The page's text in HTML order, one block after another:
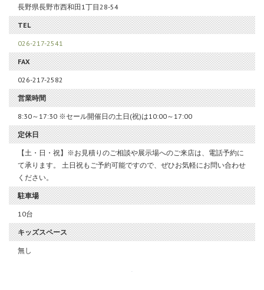
長野県長野市西和田1丁目28-54
TEL
026-217-2541
FAX
026-217-2582
営業時間
8:30～17:30 ※セール開催日の土日(祝)は10:00～17:00
定休日
【土・日・祝】※お見積りのご相談や展示場へのご来店は、電話予約に
て承ります。 土日祝もご予約可能ですので、ぜひお気軽にお問い合わせ
ください。
駐車場
10台
キッズスペース
無し